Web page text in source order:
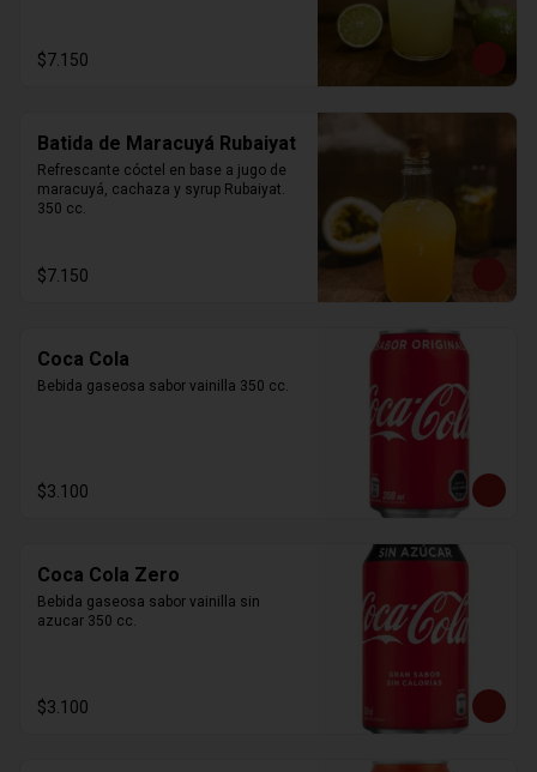
$7.150
Batida de Maracuyá Rubaiyat
Refrescante cóctel en base a jugo de
maracuyá, cachaza y syrup Rubaiyat.
350 cc.
$7.150
Coca Cola
Bebida gaseosa sabor vainilla 350 cc.
$3.100
Coca Cola Zero
Bebida gaseosa sabor vainilla sin
azucar 350 cc.
$3.100